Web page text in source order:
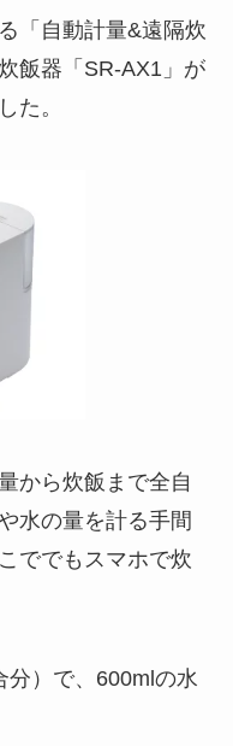
「自動計量&遠隔炊
飯器「SR-AX1」が
た。
から炊飯まで全自
水の量を計る手間
ででもスマホで炊
分）で、600mlの水